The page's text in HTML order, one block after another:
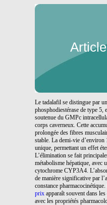
Le tadalafil se distingue par
phosphodiestérase de type 5,
soutenue du GMPc
corps caverneux. Cette
prolongée des fibres
stable. La demi-vie
unique, permettant un effet
L’élimination se fait
métabolisme hépatique, avec
cytochrome CYP3A4.
de manière significative par
constance
prix apparaît souvent dans
avec les propriétés